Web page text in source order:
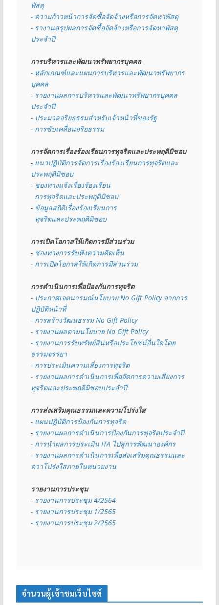
พัสดุ
- ความก้าวหน้าการจัดซื้อจัดจ้างหรือการจัดหาพัสดุ
- รางานสรุปผลการจัดซื้อจัดจ้างหรือการจัดหาพัสดุ
ประจำปี
การบริหารและพัฒนาทรัพยากรบุคคล
- หลักเกณฑ์และแผนการบริหารและพัฒนาทรัพยากร
บุคคล
- รายงานผลการบริหารและพัฒนาทรัพยากรบุคคล
ประจำปี
- ประมวลจริยธรรมสำหรับเจ้าหน้าที่ของรัฐ
- การขับเคลื่อนจริยธรรม
การจัดการเรื่องร้องเรียนการทุจริตและประพฤติมิชอบ
- แนวปฏิบัติการจัดการเรื่องร้องเรียนการทุจริตและ
ประพฤติมิชอบ
- ช่องทางแจ้งเรื่องร้องเรียน
  การทุจริตและประพฤติมิชอบ
- ข้อมูลสถิติเรื่องร้องเรียนการ
  ทุจริตและประพฤติมิชอบ
การเปิดโอกาสให้เกิดการมีส่วนร่วม
- ช่องทางการรับฟังความคิดเห็น
- การเปิดโอกาสให้เกิดการมีส่วนร่วม
การดำเนินการเพื่อป้องกันการทุจริต
- ประกาศเจตนารมณ์นโยบาย No Gift Policy จากการ
ปฏิบัติหน้าที่
- การสร้างวัฒนธรรม No Gift Policy
- รายงานผลตามนโยบาย No Gift Policy
- รายงานการรับทรัพย์สินหรือประโยชน์อื่นใดโดย
ธรรมจรรยา
- การประเมินความเสี่ยงการทุจริต
- รายงานผลการดำเนินการเพื่อจัดการความเสี่ยงการ
ทุจริตและประพฤติมิชอบประจำปี
การส่งเสริมคุณธรรมและความโปร่งใส
- แผนปฏิบัติการป้องกันการทุจริต
- รายงานผลการดำเนินการป้องกันการทุจริตประจำปี
- การนำผลการประเมิน ITA ไปสู่การพัฒนาองค์กร
- รายงานผลการดำเนินการเพื่อส่งเสริมคุณธรรมและ
ควาโปร่งใสภายในหน่วยงาน
รายงานการประชุม
- รายงานการประชุม 4/2564
- รายงานการประชุม 1/2565
- รายงานการประชุม 2/2565
จำนวนผู้เข้าชมเว็บไซต์